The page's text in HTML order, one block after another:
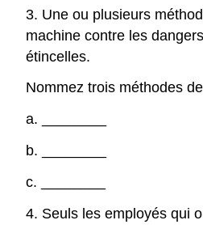
3. Une ou plusieurs
machine contre les
étincelles.
Nommez trois méthodes
a.
b.
c.
4. Seuls les employés qui